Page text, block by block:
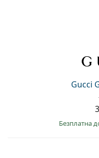
Gucci
Безплатна